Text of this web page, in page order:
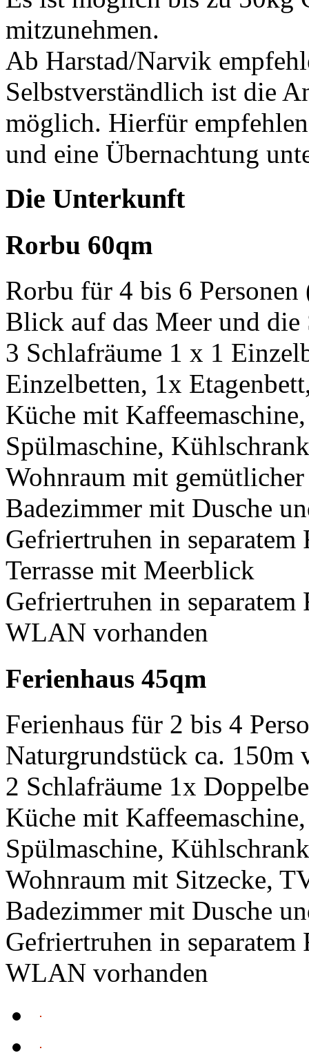
mitzunehmen.
Ab Harstad/Narvik
Selbstverständlich ist die
möglich. Hierfür
und eine Übernachtung
Die Unterkunft
Rorbu 60qm
Rorbu für 4 bis 6
Blick auf das Meer und die
3 Schlafräume 1 x 1
Einzelbetten, 1x
Küche mit
Spülmaschine, Kühlschrank
Wohnraum mit
Badezimmer mit Dusche
Gefriertruhen in separatem
Terrasse mit Meerblick
Gefriertruhen in separatem
WLAN vorhanden
Ferienhaus 45qm
Ferienhaus für 2 bis 4
Naturgrundstück ca. 150m
2 Schlafräume 1x
Küche mit
Spülmaschine,
Wohnraum mit Sitzecke,
Badezimmer mit Dusche
Gefriertruhen in separatem
WLAN vorhanden